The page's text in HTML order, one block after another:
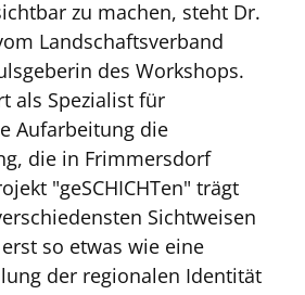
zu machen, steht Dr.
Landschaftsverband
des Workshops.
als Spezialist für
Aufarbeitung die
die in Frimmersdorf
"geSCHICHTen" trägt
Sichtweisen
so etwas wie eine
der regionalen Identität